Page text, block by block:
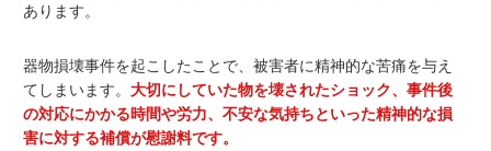
あります。
器物損壊事件を起こしたことで、被害者に精神的な苦痛を与え
てしまいます。 大切にしていた物を壊されたショック、事件後
の対応にかかる時間や労力、不安な気持ちといった精神的な損
害に対する補償が慰謝料です。